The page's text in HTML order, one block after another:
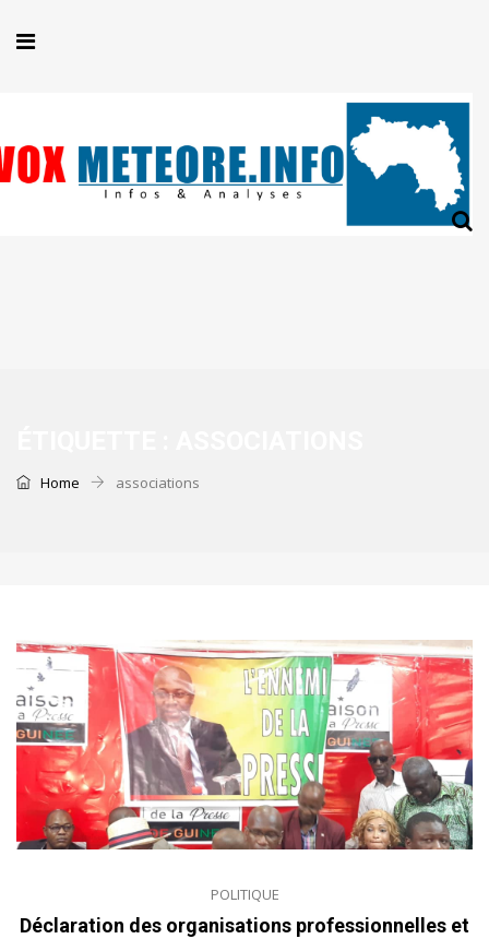
Home associations
POLITIQUE
Déclaration des organisations professionnelles et